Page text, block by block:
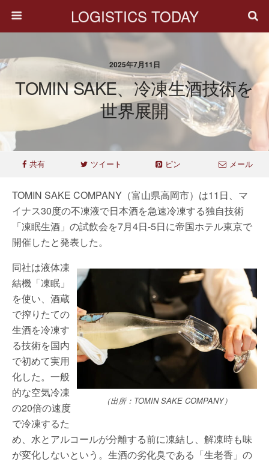
LOGISTICS TODAY
2025年7月11日
TOMIN SAKE、冷凍生酒技術を
世界展開
共有 ツイート ピン メール
TOMIN SAKE COMPANY（富山県高岡市）は11日、マ
イナス30度の不凍液で日本酒を急速冷凍する独自技術
「凍眠生酒」の試飲会を7月4日-5日に帝国ホテル東京で
開催したと発表した。
（出所：TOMIN SAKE COMPANY）
同社は液体凍
結機「凍眠」
を使い、酒蔵
で搾りたての
生酒を冷凍す
る技術を国内
で初めて実用
化した。一般
的な空気冷凍
の20倍の速度
で冷凍するた
め、水とアルコールが分離する前に凍結し、解凍時も味
が変化しないという。生酒の劣化臭である「生老香」の